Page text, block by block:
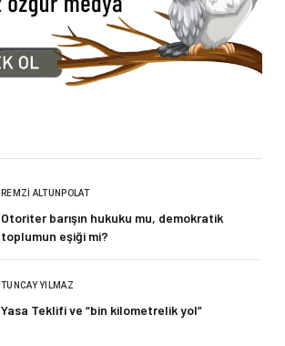
REMZI ALTUNPOLAT
Otoriter barışın hukuku mu, demokratik
toplumun eşiği mi?
TUNCAY YILMAZ
Yasa Teklifi ve “bin kilometrelik yol”